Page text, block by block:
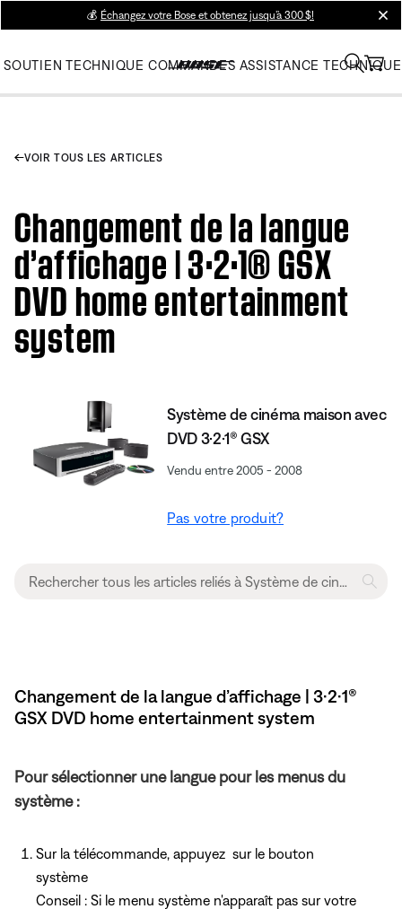
💰 Échangez votre Bose et obtenez jusqu’à 300 $!
SOUTIEN TECHNIQUE COMMANDES ASSISTANCE TECHNIQUE
VOIR TOUS LES ARTICLES
Changement de la langue
d’affichage | 3·2·1® GSX
DVD home entertainment
system
Système de cinéma maison avec
DVD 3·2·1® GSX
Vendu entre 2005 - 2008
Pas votre produit?
Changement de la langue d’affichage | 3·2·1®
GSX DVD home entertainment system
Pour sélectionner une langue pour les menus du
système :
Sur la télécommande, appuyez sur le bouton
système
Conseil : Si le menu système n'apparaît pas sur votre